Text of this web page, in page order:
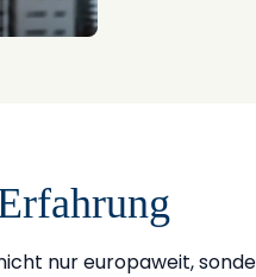
nur europaweit,